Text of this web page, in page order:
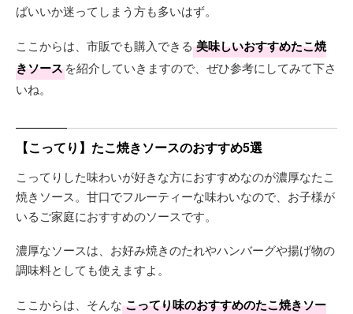
ばいいか迷ってしまう方も多いはず。
ここからは、市販でも購入できる 美味しいおすすめたこ焼
きソースを紹介していきますので、ぜひ参考にしてみて下さ
いね。
【こってり】たこ焼きソースのおすすめ5選
こってりした味わいが好きな方におすすめなのが濃厚なたこ
焼きソース。甘口でフルーティーな味わいなので、お子様が
いるご家庭におすすめのソースです。
濃厚なソースは、お好み焼きのたれやハンバーグや揚げ物の
調味料としても使えますよ。
ここからは、そんな こってり味のおすすめのたこ焼きソー